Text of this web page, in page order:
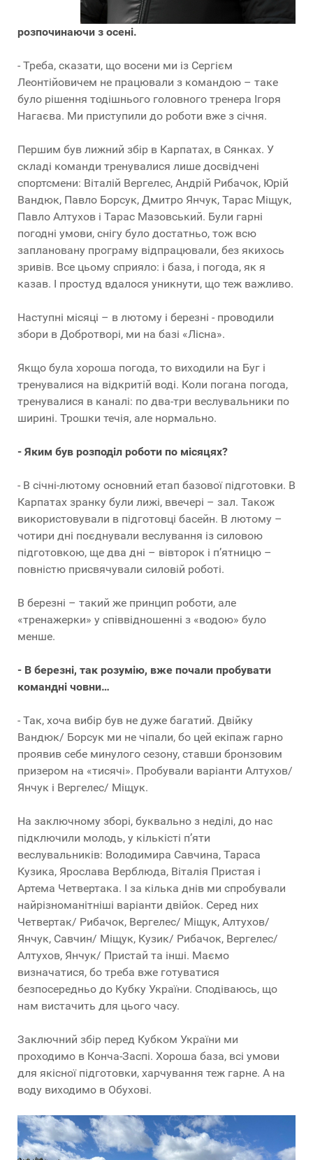
розпочинаючи з осені.
- Треба, сказати, що восени ми із Сергієм
Леонтійовичем не працювали з командою – таке
було рішення тодішнього головного тренера Ігоря
Нагаєва. Ми приступили до роботи вже з січня.
Першим був лижний збір в Карпатах, в Сянках. У
складі команди тренувалися лише досвідчені
спортсмени: Віталій Вергелес, Андрій Рибачок, Юрій
Вандюк, Павло Борсук, Дмитро Янчук, Тарас Міщук,
Павло Алтухов і Тарас Мазовський. Були гарні
погодні умови, снігу було достатньо, тож всю
заплановану програму відпрацювали, без якихось
зривів. Все цьому сприяло: і база, і погода, як я
казав. І простуд вдалося уникнути, що теж важливо.
Наступні місяці – в лютому і березні - проводили
збори в Добротворі, ми на базі «Лісна».
Якщо була хороша погода, то виходили на Буг і
тренувалися на відкритій воді. Коли погана погода,
тренувалися в каналі: по два-три веслувальники по
ширині. Трошки течія, але нормально.
- Яким був розподіл роботи по місяцях?
- В січні-лютому основний етап базової підготовки. В
Карпатах зранку були лижі, ввечері – зал. Також
використовували в підготовці басейн. В лютому –
чотири дні поєднували веслування із силовою
підготовкою, ще два дні – вівторок і п’ятницю –
повністю присвячували силовій роботі.
В березні – такий же принцип роботи, але
«тренажерки» у співвідношенні з «водою» було
менше.
- В березні, так розумію, вже почали пробувати
командні човни…
- Так, хоча вибір був не дуже багатий. Двійку
Вандюк/ Борсук ми не чіпали, бо цей екіпаж гарно
проявив себе минулого сезону, ставши бронзовим
призером на «тисячі». Пробували варіанти Алтухов/
Янчук і Вергелес/ Міщук.
На заключному зборі, буквально з неділі, до нас
підключили молодь, у кількісті п’яти
веслувальників: Володимира Савчина, Тараса
Кузика, Ярослава Верблюда, Віталія Пристая і
Артема Четвертака. І за кілька днів ми спробували
найрізноманітніші варіанти двійок. Серед них
Четвертак/ Рибачок, Вергелес/ Міщук, Алтухов/
Янчук, Савчин/ Міщук, Кузик/ Рибачок, Вергелес/
Алтухов, Янчук/ Пристай та інші. Маємо
визначатися, бо треба вже готуватися
безпосередньо до Кубку України. Сподіваюсь, що
нам вистачить для цього часу.
Заключний збір перед Кубком України ми
проходимо в Конча-Заспі. Хороша база, всі умови
для якісної підготовки, харчування теж гарне. А на
воду виходимо в Обухові.